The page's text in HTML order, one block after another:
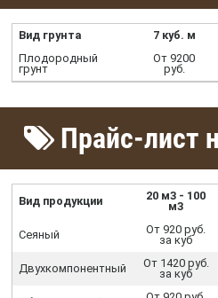
Вид грунта 7 куб. м
Плодородный
грунт
От 9200
руб.
Прайс-лист
Вид продукции
20 м3 - 100
м3
Сеяный
От 920 руб.
за куб
Двухкомпонентный
От 1420 руб.
за куб